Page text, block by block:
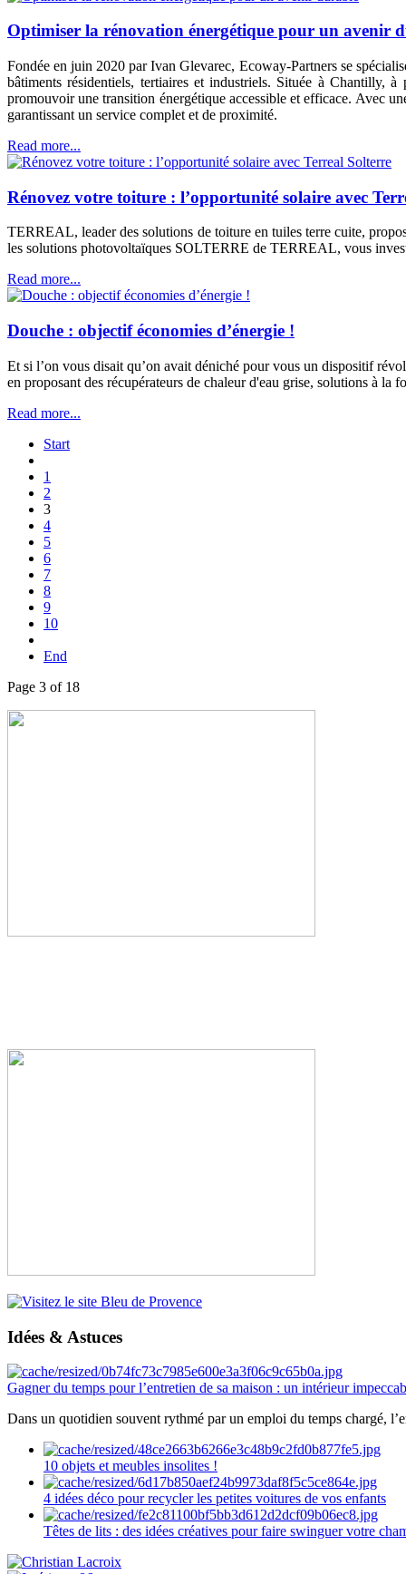
Optimiser la rénovation énergétique pour un avenir
Fondée en juin 2020 par Ivan Glevarec, Ecoway-Partners se
bâtiments résidentiels, tertiaires et industriels. Située à
promouvoir une transition énergétique accessible et efficace. Avec
garantissant un service complet et de proximité.
Read more...
Rénovez votre toiture : l’opportunité solaire avec
TERREAL, leader des solutions de toiture en tuiles terre cuite,
les solutions photovoltaïques SOLTERRE de TERREAL, vous
Read more...
Douche : objectif économies d’énergie !
Et si l’on vous disait qu’on avait déniché pour vous un dispositif
en proposant des récupérateurs de chaleur d'eau grise, solutions à la
Read more...
Start
1
2
3
4
5
6
7
8
9
10
End
Page 3 of 18
Idées & Astuces
Gagner du temps pour l’entretien de sa maison : un intérieur
Dans un quotidien souvent rythmé par un emploi du temps chargé,
10 objets et meubles insolites !
4 idées déco pour recycler les petites voitures de vos enfants
Têtes de lits : des idées créatives pour faire swinguer votre